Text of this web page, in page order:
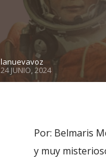
lanuevavoz
24 JUNIO, 2024
Por: Belmaris
y muy